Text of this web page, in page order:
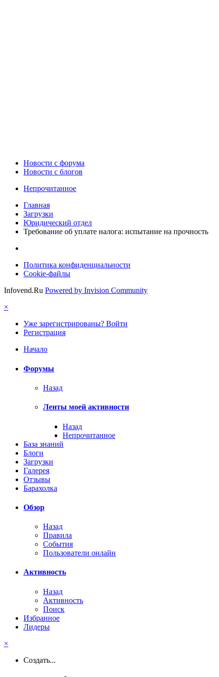
Новости c форума
Новости с блогов
Непрочитанное
Главная
Загрузки
Юридический отдел
Требование об уплате налога: испытание на прочность
Политика конфиденциальности
Cookie-файлы
Infovend.Ru Powered by Invision Community
×
Уже зарегистрированы? Войти
Регистрация
Начало
Форумы
Назад
Ленты моей активности
Назад
Непрочитанное
База знаний
Блоги
Загрузки
Галерея
Отзывы
Барахолка
Обзор
Назад
Правила
События
Пользователи онлайн
Активность
Назад
Активность
Поиск
Избранное
Лидеры
×
Создать...